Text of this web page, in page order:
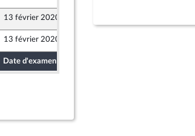
13 février 2020
13 février 2020
Date d'examen